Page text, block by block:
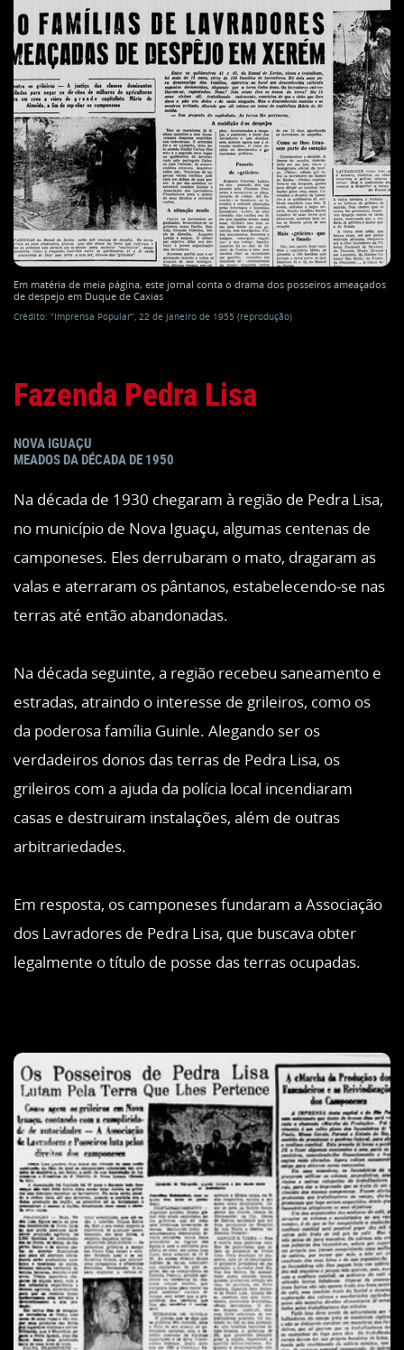
Em matéria de meia página, este jornal conta o drama dos posseiros ameaçados
de despejo em Duque de Caxias
Crédito: “Imprensa Popular“, 22 de janeiro de 1955 (reprodução)
Fazenda Pedra Lisa
NOVA IGUAÇU
MEADOS DA DÉCADA DE 1950
Na década de 1930 chegaram à região de Pedra Lisa,
no município de Nova Iguaçu, algumas centenas de
camponeses. Eles derrubaram o mato, dragaram as
valas e aterraram os pântanos, estabelecendo-se nas
terras até então abandonadas.
Na década seguinte, a região recebeu saneamento e
estradas, atraindo o interesse de grileiros, como os
da poderosa família Guinle. Alegando ser os
verdadeiros donos das terras de Pedra Lisa, os
grileiros com a ajuda da polícia local incendiaram
casas e destruiram instalações, além de outras
arbitrariedades.
Em resposta, os camponeses fundaram a Associação
dos Lavradores de Pedra Lisa, que buscava obter
legalmente o título de posse das terras ocupadas.